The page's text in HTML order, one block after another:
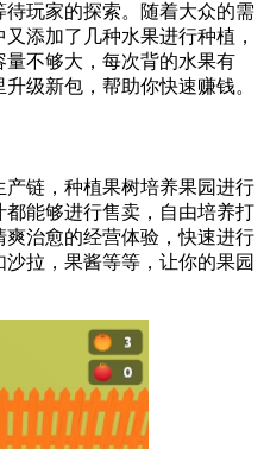
玩家的探索。随着大众的需
添加了几种水果进行种植，
不够大，每次背的水果有
级新包，帮助你快速赚钱。
链，种植果树培养果园进行
能够进行售卖，自由培养打
治愈的经营体验，快速进行
拉，果酱等等，让你的果园